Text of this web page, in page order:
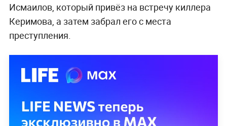
Исмаилов, который привёз на встречу киллера
Керимова, а затем забрал его с места
преступления.